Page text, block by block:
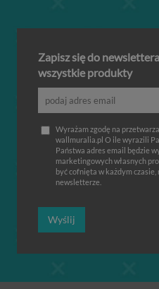
Zapisz się do
wszystkie produkty
Wyrażam zgodę na
wallmuralia.pl O ile wyrazili
Państwa adres email będzie
marketingowych własnych
być cofnięta w każdym
newsletterze.
Wyślij